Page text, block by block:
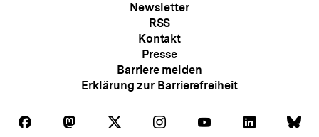
Newsletter
RSS
Kontakt
Presse
Barriere melden
Erklärung zur Barrierefreiheit
Folgen
Auf
Folgen Folgen Folgen
Auf
Folgen Folgen